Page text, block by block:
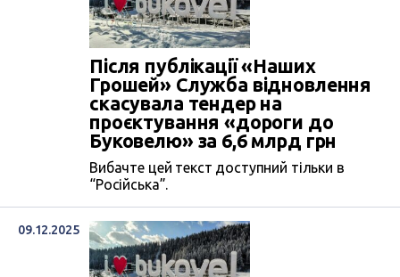
Після публікації «Наших
Грошей» Служба відновлення
скасувала тендер на
проєктування «дороги до
Буковелю» за 6,6 млрд грн
Вибачте цей текст доступний тільки в
“Російська”.
09.12.2025